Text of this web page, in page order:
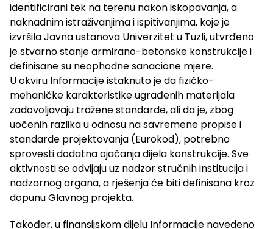
identificirani tek na terenu nakon iskopavanja, a
naknadnim istraživanjima i ispitivanjima, koje je
izvršila Javna ustanova Univerzitet u Tuzli, utvrđeno
je stvarno stanje armirano-betonske konstrukcije i
definisane su neophodne sanacione mjere.
U okviru Informacije istaknuto je da fizičko-
mehaničke karakteristike ugrađenih materijala
zadovoljavaju tražene standarde, ali da je, zbog
uočenih razlika u odnosu na savremene propise i
standarde projektovanja (Eurokod), potrebno
sprovesti dodatna ojačanja dijela konstrukcije. Sve
aktivnosti se odvijaju uz nadzor stručnih institucija i
nadzornog organa, a rješenja će biti definisana kroz
dopunu Glavnog projekta.
Također, u finansijskom dijelu Informacije navedeno